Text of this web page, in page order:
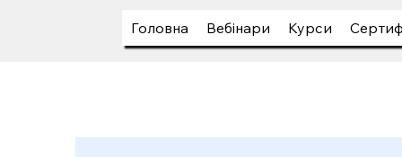
Головна Вебінари Курси